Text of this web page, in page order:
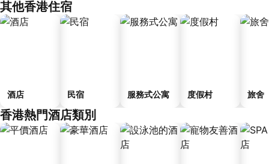
其他香港住宿
酒店 民宿 服務式公寓 度假村 旅舍
香港熱門酒店類別